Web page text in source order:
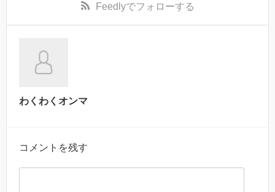
Feedlyでフォローする
わくわくオンマ
コメントを残す